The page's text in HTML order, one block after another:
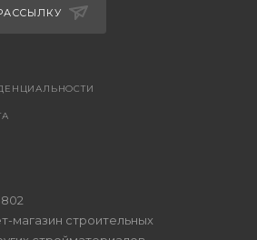
магазин строительных